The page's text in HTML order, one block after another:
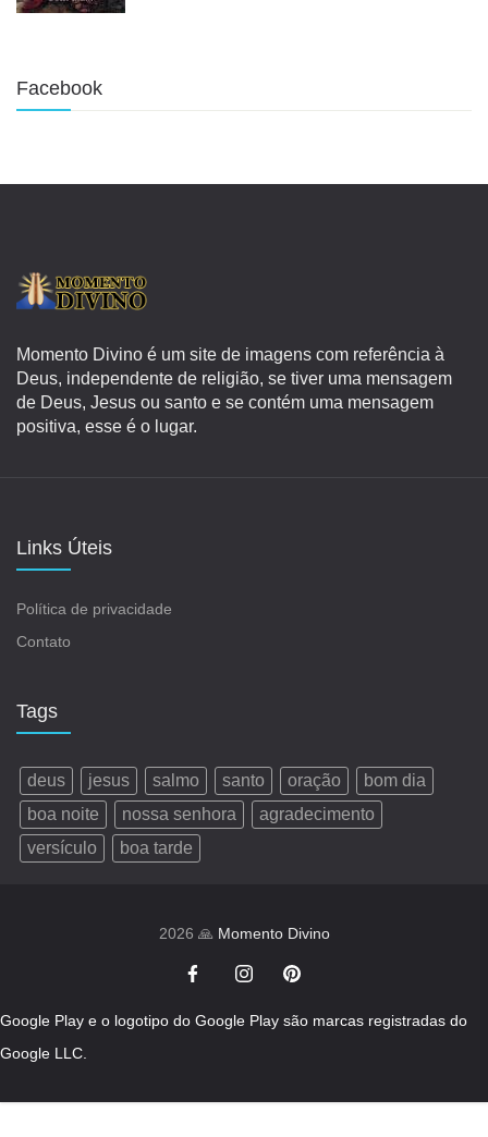
Facebook
Momento Divino é um site de imagens com referência à
Deus, independente de religião, se tiver uma mensagem
de Deus, Jesus ou santo e se contém uma mensagem
positiva, esse é o lugar.
Links Úteis
Política de privacidade
Contato
Tags
deus jesus salmo santo oração
bom dia
boa noite
nossa senhora
agradecimento
versículo
boa tarde
2026 🙏 Momento Divino
Google Play e o logotipo do Google Play são marcas registradas do
Google LLC.